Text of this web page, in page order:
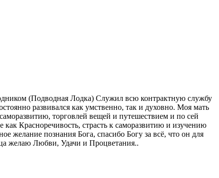
(Подводная Лодка) Служил всю контрактную службу
развивался как умственно, так и духовно. Моя мать
торговлей вещей и путешествием и по сей
как Красноречивость, страсть к саморазвитию и изучению
желание познания Бога, спасибо Богу за всё, что он для
желаю Любви, Удачи и Процветания..